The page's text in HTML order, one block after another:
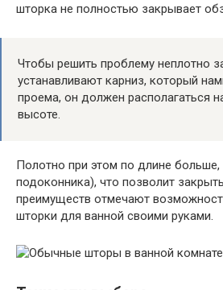
шторка не полностью закрывает
Чтобы решить проблему неплотно
устанавливают карниз, который
проема, он должен располагаться
высоте.
Полотно при этом по длине
подоконника), что позволит
преимуществ отмечают
шторки для ванной своими руками.